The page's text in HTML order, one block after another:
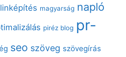
linképítés magyarság napló
piréz blog pr-
seo szöveg szövegírás